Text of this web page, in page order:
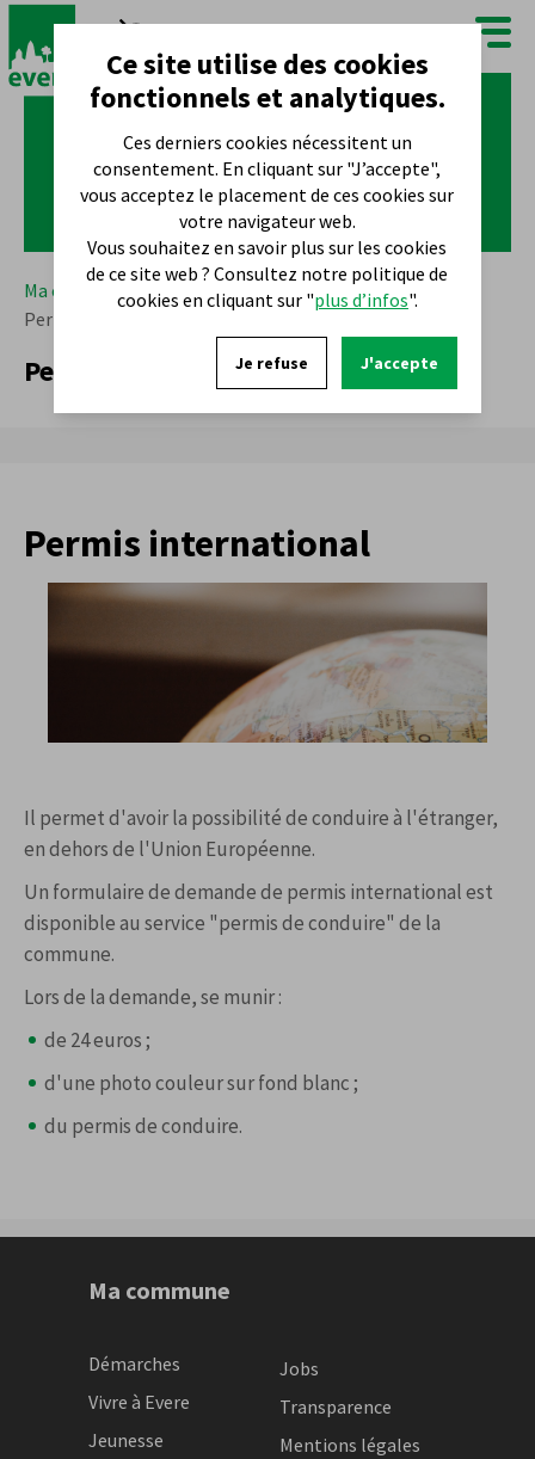
Ma commune Démarches
Permis de conduire
Permis international
Permis international
Permis international
Il permet d'avoir la possibilité de conduire à l'étranger,
en dehors de l'Union Européenne.
Un formulaire de demande de permis international est
disponible au service "permis de conduire" de la
commune.
Lors de la demande, se munir :
de 24 euros ;
d'une photo couleur sur fond blanc ;
du permis de conduire.
Ma commune
Démarches
Vivre à Evere
Jeunesse
Jobs
Transparence
Mentions légales
Ce site utilise des cookies
fonctionnels et analytiques.
Ces derniers cookies nécessitent un
consentement. En cliquant sur "J’accepte",
vous acceptez le placement de ces cookies sur
votre navigateur web.
Vous souhaitez en savoir plus sur les cookies
de ce site web ? Consultez notre politique de
cookies en cliquant sur "plus d’infos".
Je refuse J'accepte